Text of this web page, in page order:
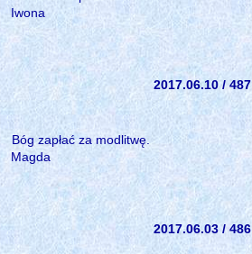
Iwona
2017.06.10 / 487
Bóg zapłać za modlitwę.
Magda
2017.06.03 / 486